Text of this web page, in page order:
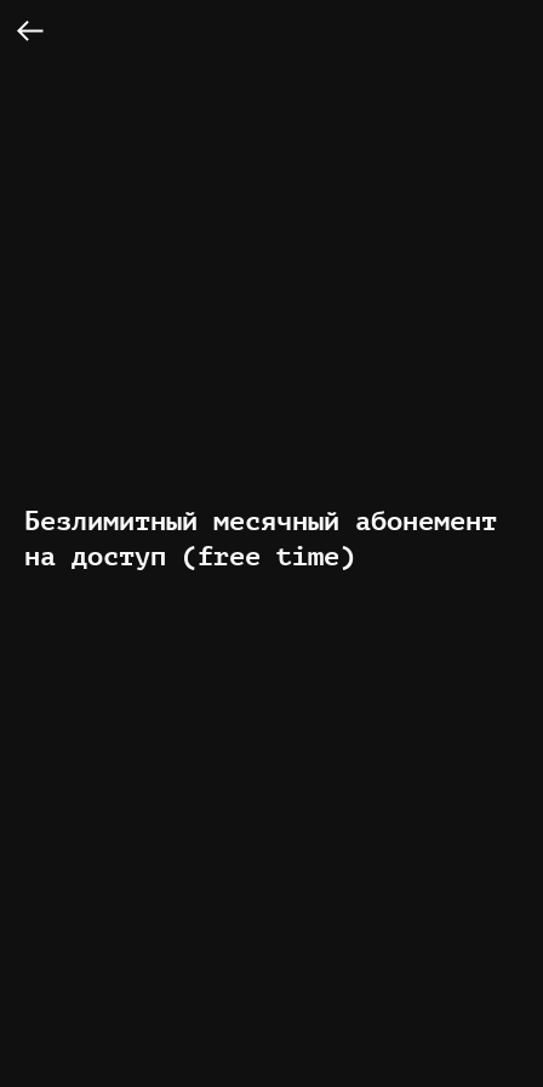
Безлимитный месячный абонемент
на доступ (free time)